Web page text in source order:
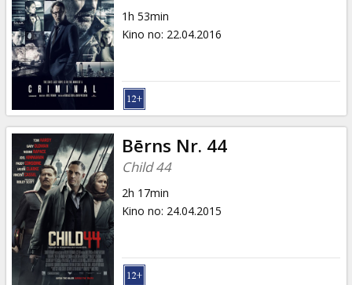
1h 53min
Kino no: 22.04.2016
Bērns Nr. 44
Child 44
2h 17min
Kino no: 24.04.2015